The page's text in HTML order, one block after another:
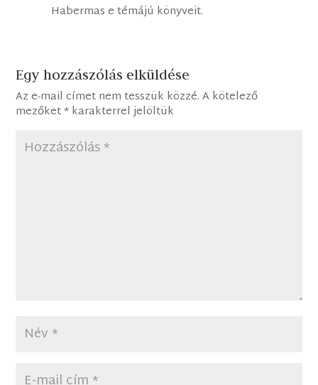
Habermas e témájú könyveit.
Egy hozzászólás elküldése
Az e-mail címet nem tesszük közzé. A kötelező
mezőket*karakterrel jelöltük